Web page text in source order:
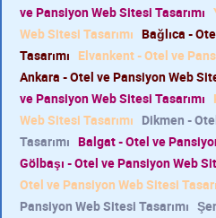
ve Pansiyon Web Sitesi Tasarımı
Web Sitesi Tasarımı Bağlıca -
Tasarımı Elvankent - Otel ve
Ankara - Otel ve Pansiyon Web
ve Pansiyon Web Sitesi Tasarımı
Web Sitesi Tasarımı Dikmen -
Tasarımı Balgat - Otel ve
Gölbaşı - Otel ve Pansiyon Web
Otel ve Pansiyon Web Sitesi
Pansiyon Web Sitesi Tasarımı